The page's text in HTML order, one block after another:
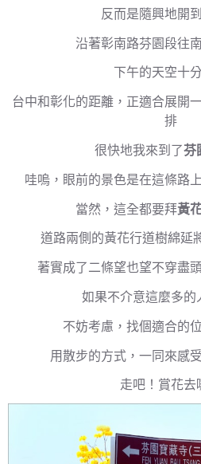
反而是隨興地開
沿著彰南路芬園段往
下午的天空十
台中和彰化的距離，正適合展開
排
很快地我來到了芬
哇嗚，眼前的景色是在這條路
當然，這全都要拜黃
道路兩側的黃花行道樹綿延
著實成了二條望也望不穿盡
如果不介意這麼多的
不妨考慮，找個適合的
用散步的方式，一同來感
走吧！賞花